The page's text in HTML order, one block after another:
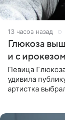
13 часов назад
Глюкоза
и с
Певица
удивила
артистка